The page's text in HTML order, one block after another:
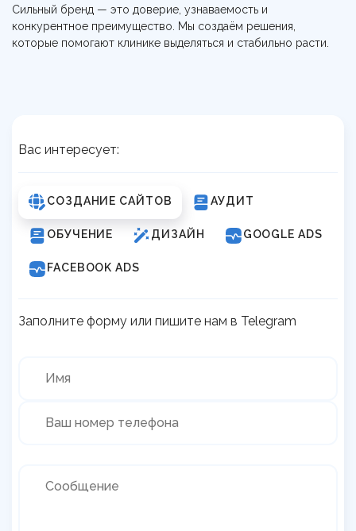
Сильный бренд — это доверие, узнаваемость и
конкурентное преимущество. Мы создаём решения,
которые помогают клинике выделяться и стабильно расти.
Вас интересует:
СОЗДАНИЕ САЙТОВ АУДИТ
ОБУЧЕНИЕ ДИЗАЙН GOOGLE ADS
FACEBOOK ADS
Заполните форму или пишите нам в Telegram